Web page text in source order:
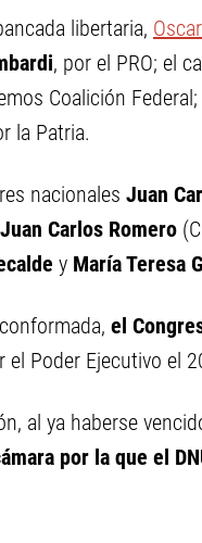
libertaria,
, por el PRO; el
Coalición Federal;
la Patria.
nacionales Juan
Juan Carlos Romero
y María Teresa
el
el Poder Ejecutivo el
al ya haberse
por la que el